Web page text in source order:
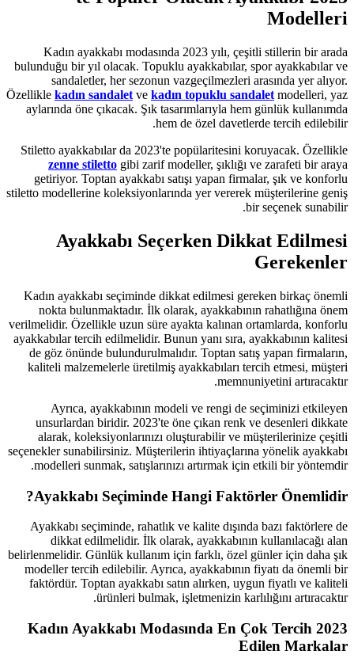
Kadın ayakkabı modasında
bulunduğu bir yıl olacak. Topuklu
sandaletler, her sezonun
Özelliklekadın sandaletvekadın
aylarında öne çıkacak. Şık
hem de
Stiletto ayakkabılar da 2023'te
zenne stilettogibi zarif
getiriyor. Toptan ayakkabı
stiletto modellerine koleksiyonlarında
Ayakkabı
Kadın ayakkabı seçiminde dikkat
nokta bulunmaktadır. İlk olarak,
verilmelidir. Özellikle uzun süre
ayakkabılar tercih edilmelidir. Bunun
de göz önünde
kaliteli malzemelerle üretilmiş
Ayrıca, ayakkabının modeli
unsurlardan biridir. 2023'te öne
alarak, koleksiyonlarınızı
seçenekler sunabilirsiniz.
modelleri sunmak, satışlarınızı
Ayakkabı Seçiminde
Ayakkabı seçiminde, rahatlık ve
dikkat edilmelidir. İlk olarak,
belirlenmelidir. Günlük kullanım için
modeller tercih edilebilir. Ayrıca,
faktördür. Toptan ayakkabı
ürünleri bulmak,
2023 Kadın Ayakkabı